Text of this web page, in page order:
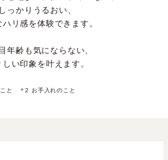
しっかりうるおい、
リ感を体験できます。
年齢も気にならない、
しい印象を叶えます。
こと ＊2 お手入れのこと